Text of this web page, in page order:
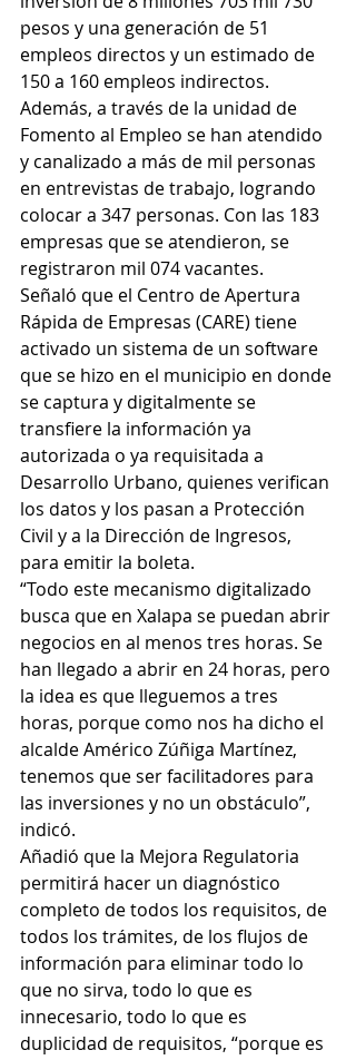
pesos y una generación de 51
empleos directos y un estimado de
150 a 160 empleos indirectos.
Además, a través de la unidad de
Fomento al Empleo se han atendido
y canalizado a más de mil personas
en entrevistas de trabajo, logrando
colocar a 347 personas. Con las 183
empresas que se atendieron, se
registraron mil 074 vacantes.
Señaló que el Centro de Apertura
Rápida de Empresas (CARE) tiene
activado un sistema de un software
que se hizo en el municipio en donde
se captura y digitalmente se
transfiere la información ya
autorizada o ya requisitada a
Desarrollo Urbano, quienes verifican
los datos y los pasan a Protección
Civil y a la Dirección de Ingresos,
para emitir la boleta.
“Todo este mecanismo digitalizado
busca que en Xalapa se puedan abrir
negocios en al menos tres horas. Se
han llegado a abrir en 24 horas, pero
la idea es que lleguemos a tres
horas, porque como nos ha dicho el
alcalde Américo Zúñiga Martínez,
tenemos que ser facilitadores para
las inversiones y no un obstáculo”,
indicó.
Añadió que la Mejora Regulatoria
permitirá hacer un diagnóstico
completo de todos los requisitos, de
todos los trámites, de los flujos de
información para eliminar todo lo
que no sirva, todo lo que es
innecesario, todo lo que es
duplicidad de requisitos, “porque es